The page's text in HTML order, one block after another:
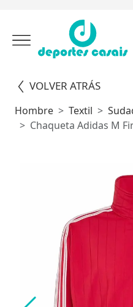
VOLVER ATRÁS
Hombre Textil
Chaqueta Adidas M